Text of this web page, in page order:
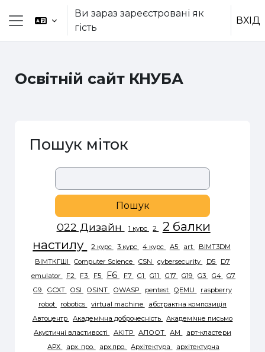
Перейти до головного вмісту
Бокова панель
Ви зараз зареєстровані як
гість
ВХІД
Освітній сайт КНУБА
Пошук міток
Пошук міток
022 Дизайн 1 курс 2
2 балки
настилу
2 курс 3 курс 4 курс A5 art
BIMТ3DМ
BIMТКГШІ
Computer Science CSN cybersecurity D5
D7
emulator
F2 F3 F5 F6 F7 G1 G11 G17 G19 G3 G4
G7
G9
GСХТ OSI OSINT OWASP pentest QEMU
raspberry
robot
robotics virtual machine
абстрактна композиція
Автоцентр
Академічна доброчесність
Академічне письмо
Акустичні властивості
АКІТР АЛООТ АМ
арт-кластери
АРХ
арх. про. арх.про. Архітектура
архітектурна